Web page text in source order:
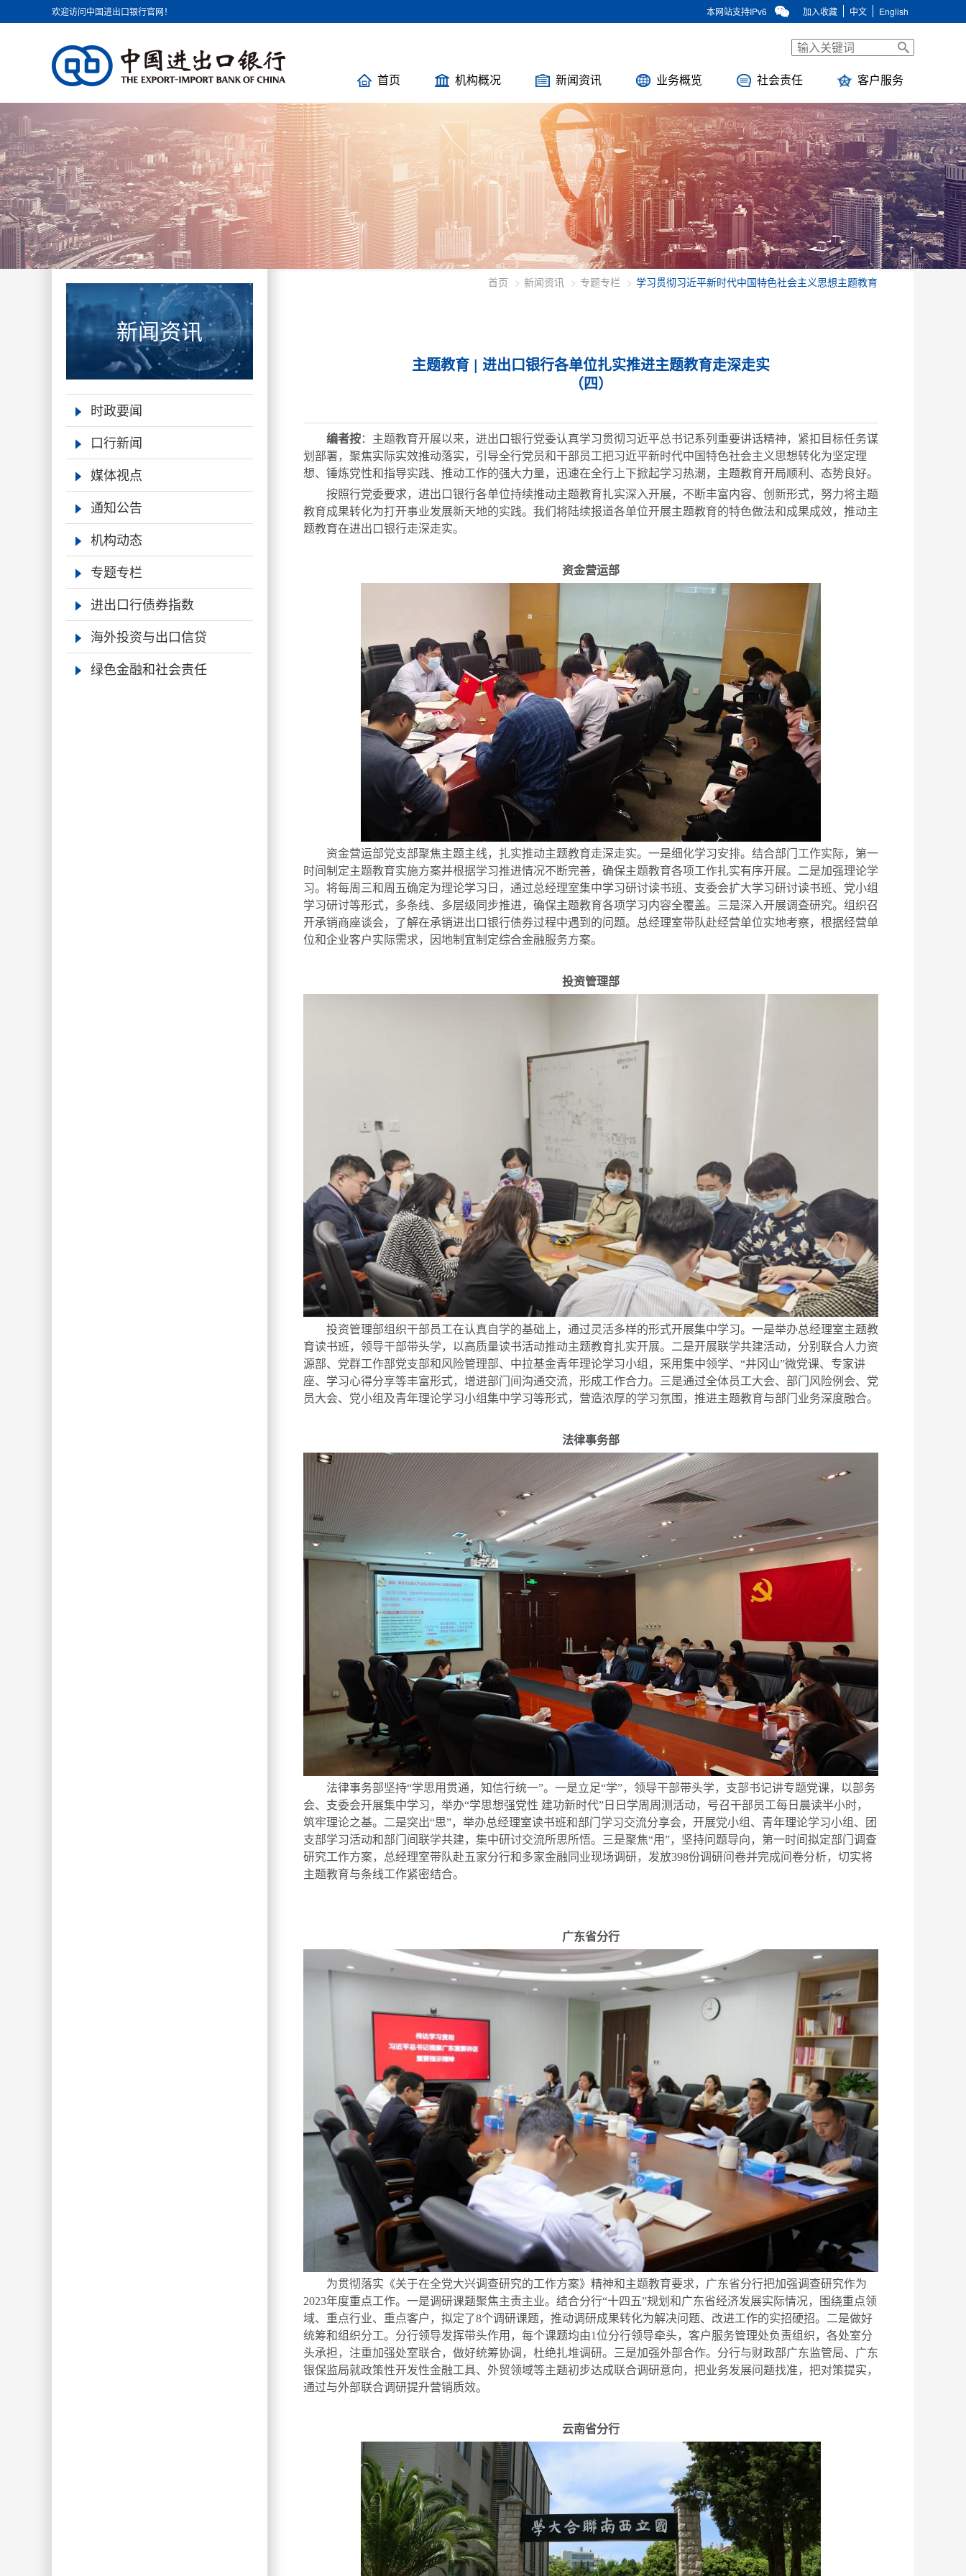
欢迎访问中国进出口银行官网！ 本网站支持IPv6 加入收藏 中文 English
首页 机构概况 新闻资讯 业务概览 社会责任 客户服务
新闻资讯
时政要闻
口行新闻
媒体视点
通知公告
机构动态
专题专栏
进出口行债券指数
海外投资与出口信贷
绿色金融和社会责任
首页 新闻资讯 专题专栏 学习贯彻习近平新时代中国特色社会主义思想主题教育
主题教育 | 进出口银行各单位扎实推进主题教育走深走实
（四）
编者按：主题教育开展以来，进出口银行党委认真学习贯彻习近平总书记系列重要讲话精神，紧扣目标任务谋
划部署，聚焦实际实效推动落实，引导全行党员和干部员工把习近平新时代中国特色社会主义思想转化为坚定理
想、锤炼党性和指导实践、推动工作的强大力量，迅速在全行上下掀起学习热潮，主题教育开局顺利、态势良好。
按照行党委要求，进出口银行各单位持续推动主题教育扎实深入开展，不断丰富内容、创新形式，努力将主题
教育成果转化为打开事业发展新天地的实践。我们将陆续报道各单位开展主题教育的特色做法和成果成效，推动主
题教育在进出口银行走深走实。
资金营运部
资金营运部党支部聚焦主题主线，扎实推动主题教育走深走实。一是细化学习安排。结合部门工作实际，第一
时间制定主题教育实施方案并根据学习推进情况不断完善，确保主题教育各项工作扎实有序开展。二是加强理论学
习。将每周三和周五确定为理论学习日，通过总经理室集中学习研讨读书班、支委会扩大学习研讨读书班、党小组
学习研讨等形式，多条线、多层级同步推进，确保主题教育各项学习内容全覆盖。三是深入开展调查研究。组织召
开承销商座谈会，了解在承销进出口银行债券过程中遇到的问题。总经理室带队赴经营单位实地考察，根据经营单
位和企业客户实际需求，因地制宜制定综合金融服务方案。
投资管理部
投资管理部组织干部员工在认真自学的基础上，通过灵活多样的形式开展集中学习。一是举办总经理室主题教
育读书班，领导干部带头学，以高质量读书活动推动主题教育扎实开展。二是开展联学共建活动，分别联合人力资
源部、党群工作部党支部和风险管理部、中拉基金青年理论学习小组，采用集中领学、“井冈山”微党课、专家讲
座、学习心得分享等丰富形式，增进部门间沟通交流，形成工作合力。三是通过全体员工大会、部门风险例会、党
员大会、党小组及青年理论学习小组集中学习等形式，营造浓厚的学习氛围，推进主题教育与部门业务深度融合。
法律事务部
法律事务部坚持“学思用贯通，知信行统一”。一是立足“学”，领导干部带头学，支部书记讲专题党课，以部务
会、支委会开展集中学习，举办“学思想强党性 建功新时代”日日学周周测活动，号召干部员工每日晨读半小时，
筑牢理论之基。二是突出“思”，举办总经理室读书班和部门学习交流分享会，开展党小组、青年理论学习小组、团
支部学习活动和部门间联学共建，集中研讨交流所思所悟。三是聚焦“用”，坚持问题导向，第一时间拟定部门调查
研究工作方案，总经理室带队赴五家分行和多家金融同业现场调研，发放398份调研问卷并完成问卷分析，切实将
主题教育与条线工作紧密结合。
广东省分行
为贯彻落实《关于在全党大兴调查研究的工作方案》精神和主题教育要求，广东省分行把加强调查研究作为
2023年度重点工作。一是调研课题聚焦主责主业。结合分行“十四五”规划和广东省经济发展实际情况，围绕重点领
域、重点行业、重点客户，拟定了8个调研课题，推动调研成果转化为解决问题、改进工作的实招硬招。二是做好
统筹和组织分工。分行领导发挥带头作用，每个课题均由1位分行领导牵头，客户服务管理处负责组织，各处室分
头承担，注重加强处室联合，做好统筹协调，杜绝扎堆调研。三是加强外部合作。分行与财政部广东监管局、广东
银保监局就政策性开发性金融工具、外贸领域等主题初步达成联合调研意向，把业务发展问题找准，把对策提实，
通过与外部联合调研提升营销质效。
云南省分行